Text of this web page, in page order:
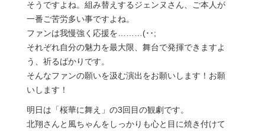
そうですよね。組み替えするジェンヌさん、ご本人が
一番ご苦労多い事ですよね。
ファンは我慢強く応援を………(･･;
それぞれ自分の魅力を最大限、舞台で発揮できますよ
う、祈るばかりです。
そんなファンの願いを汲む演出をお願いします！お願
いします！
明日は「桜華に舞え」の3回目の観劇です。
北翔さんと風ちゃんをしっかりも心と目に焼き付けて